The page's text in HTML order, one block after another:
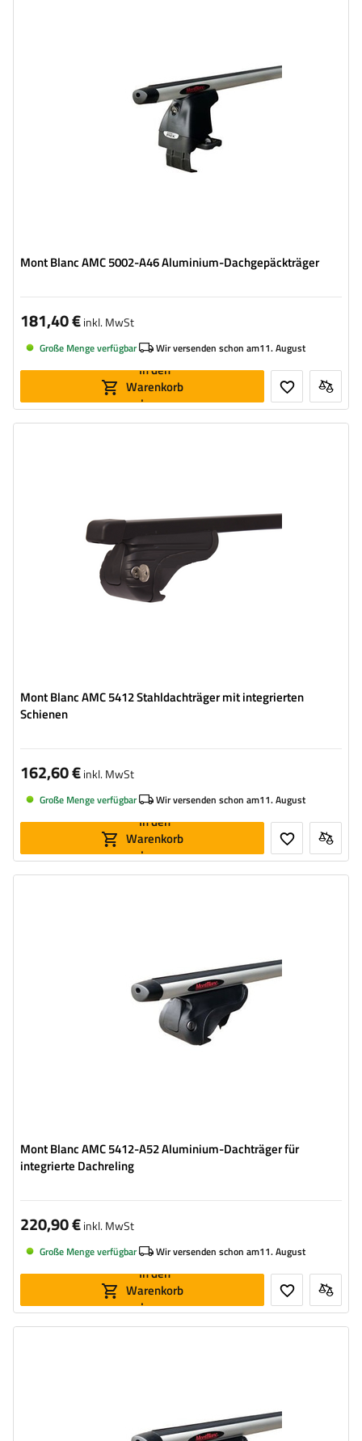
Mont Blanc AMC 5002-A46 Aluminium-Dachgepäckträger
181,40 €inkl. MwSt
Große Menge verfügbar Wir versenden schon am11. August
In den
Warenkorb
legen
Mont Blanc AMC 5412 Stahldachträger mit integrierten
Schienen
162,60 €inkl. MwSt
Große Menge verfügbar Wir versenden schon am11. August
In den
Warenkorb
legen
Mont Blanc AMC 5412-A52 Aluminium-Dachträger für
integrierte Dachreling
220,90 €inkl. MwSt
Große Menge verfügbar Wir versenden schon am11. August
In den
Warenkorb
legen